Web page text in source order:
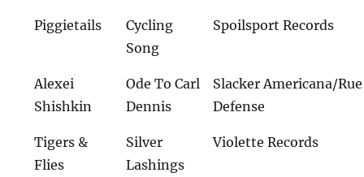
Piggietails
Cycling
Song
Spoilsport Records
Alexei
Shishkin
Ode To Carl
Dennis
Slacker Americana/Rue
Defense
Tigers &
Flies
Silver
Lashings
Violette Records